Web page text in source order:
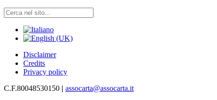
Disclaimer
Credits
Privacy policy
C.F.80048530150 | assocarta@assocarta.it